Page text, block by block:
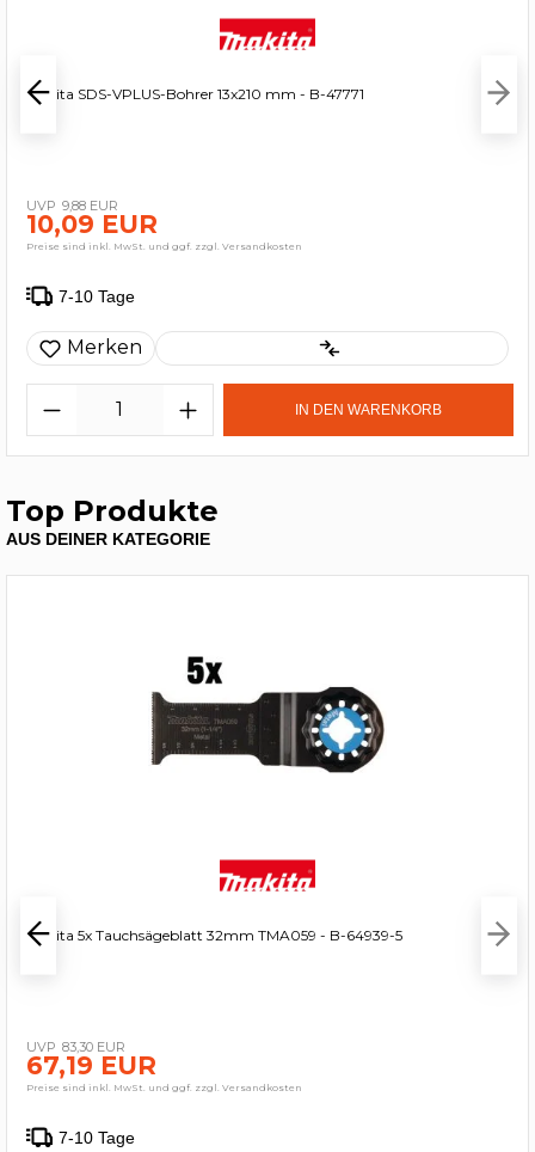
Makita SDS-VPLUS-Bohrer 13x210 mm - B-47771
9,88 EUR
10,09 EUR
Preise sind inkl. MwSt. und ggf. zzgl. Versandkosten
7-10 Tage
Merken
IN DEN WARENKORB
Top Produkte
AUS DEINER KATEGORIE
Makita 5x Tauchsägeblatt 32mm TMA059 - B-64939-5
83,30 EUR
67,19 EUR
Preise sind inkl. MwSt. und ggf. zzgl. Versandkosten
7-10 Tage